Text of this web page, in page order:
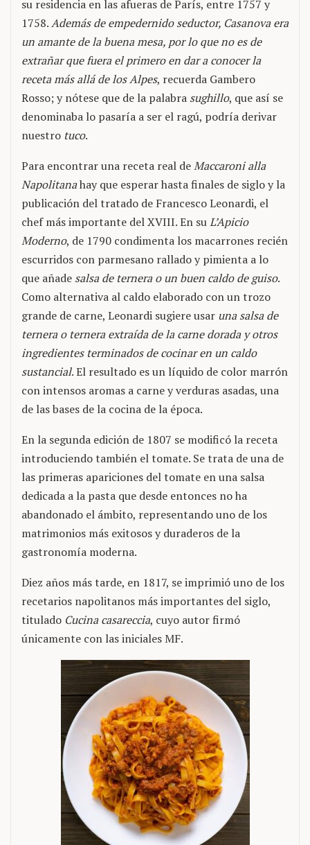
su residencia en las afueras de París, entre 1757 y
1758.Además de empedernido seductor, Casanova era
un amante de la buena mesa, por lo que no es de
extrañar que fuera el primero en dar a conocer la
receta más allá de los Alpes, recuerda Gambero
Rosso; y nótese que de la palabra sughillo, que así se
denominaba lo pasaría a ser el ragú, podría derivar
nuestro tuco.
Para encontrar una receta real deMaccaroni alla
Napolitanahay que esperar hasta finales de siglo y la
publicación del tratado de Francesco Leonardi, el
chef más importante del XVIII. En suL’Apicio
Moderno, de 1790 condimenta los macarrones recién
escurridos con parmesano rallado y pimienta a lo
que añade salsa de ternera o un buen caldo de guiso.
Como alternativa al caldo elaborado con un trozo
grande de carne, Leonardi sugiere usar una salsa de
ternera o ternera extraída de la carne dorada y otros
ingredientes terminados de cocinar en un caldo
sustancial. El resultado es un líquido de color marrón
con intensos aromas a carne y verduras asadas, una
de las bases de la cocina de la época.
En la segunda edición de 1807 se modificó la receta
introduciendo también el tomate. Se trata de una de
las primeras apariciones del tomate en una salsa
dedicada a la pasta que desde entonces no ha
abandonado el ámbito, representando uno de los
matrimonios más exitosos y duraderos de la
gastronomía moderna.
Diez años más tarde, en 1817, se imprimió uno de los
recetarios napolitanos más importantes del siglo,
titulado Cucina casareccia, cuyo autor firmó
únicamente con las iniciales MF.